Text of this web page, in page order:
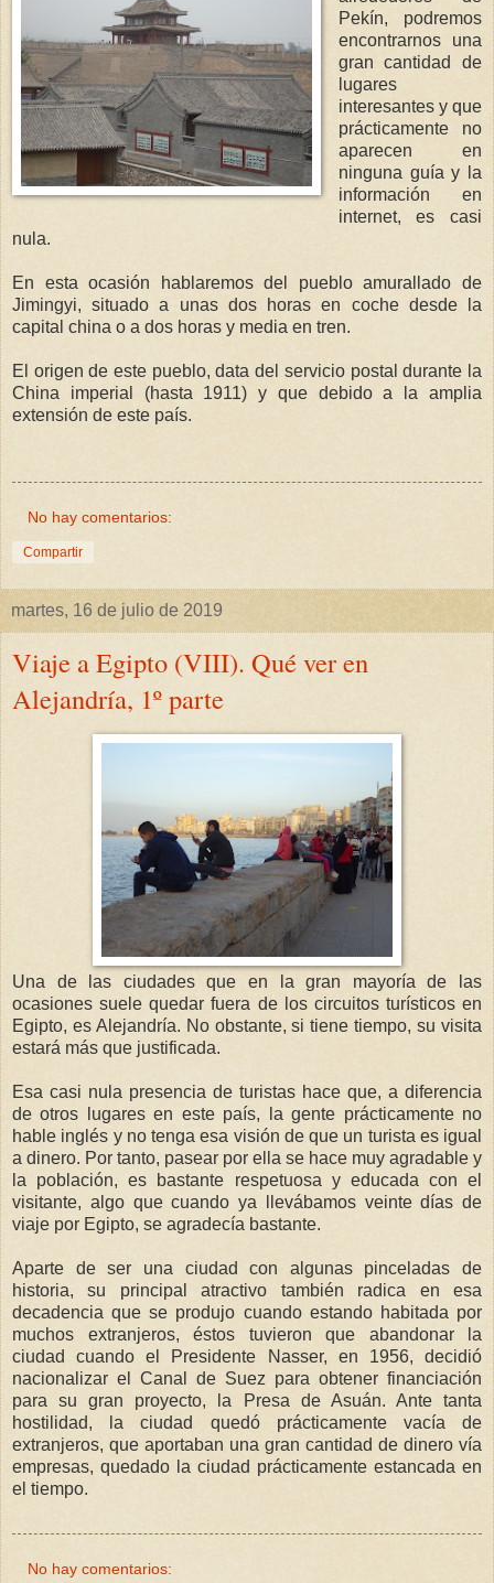
Pekín, podremos
encontrarnos una
gran cantidad de
lugares
interesantes y que
prácticamente no
aparecen en
ninguna guía y la
información en
internet, es casi
nula.
En esta ocasión hablaremos del pueblo amurallado de
Jimingyi, situado a unas dos horas en coche desde la
capital china o a dos horas y media en tren.
El origen de este pueblo, data del servicio postal durante la
China imperial (hasta 1911) y que debido a la amplia
extensión de este país.
No hay comentarios:
Compartir
martes, 16 de julio de 2019
Viaje a Egipto (VIII). Qué ver en
Alejandría, 1º parte
Una de las ciudades que en la gran mayoría de las
ocasiones suele quedar fuera de los circuitos turísticos en
Egipto, es Alejandría. No obstante, si tiene tiempo, su visita
estará más que justificada.
Esa casi nula presencia de turistas hace que, a diferencia
de otros lugares en este país, la gente prácticamente no
hable inglés y no tenga esa visión de que un turista es igual
a dinero. Por tanto, pasear por ella se hace muy agradable y
la población, es bastante respetuosa y educada con el
visitante, algo que cuando ya llevábamos veinte días de
viaje por Egipto, se agradecía bastante.
Aparte de ser una ciudad con algunas pinceladas de
historia, su principal atractivo también radica en esa
decadencia que se produjo cuando estando habitada por
muchos extranjeros, éstos tuvieron que abandonar la
ciudad cuando el Presidente Nasser, en 1956, decidió
nacionalizar el Canal de Suez para obtener financiación
para su gran proyecto, la Presa de Asuán. Ante tanta
hostilidad, la ciudad quedó prácticamente vacía de
extranjeros, que aportaban una gran cantidad de dinero vía
empresas, quedado la ciudad prácticamente estancada en
el tiempo.
No hay comentarios: